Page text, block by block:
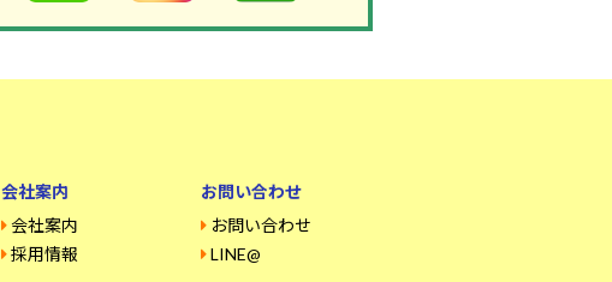
会社案内
会社案内
採用情報
お問い合わせ
お問い合わせ
LINE@